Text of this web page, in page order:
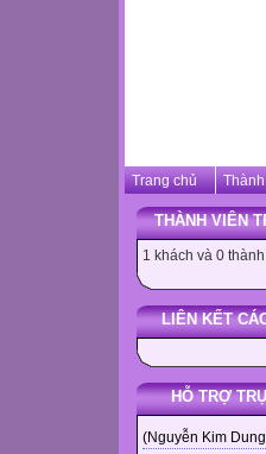
Trang chủ
THÀNH VIÊN
1 khách và 0
LIÊN KẾT
HỖ TRỢ
(Nguyễn Kim